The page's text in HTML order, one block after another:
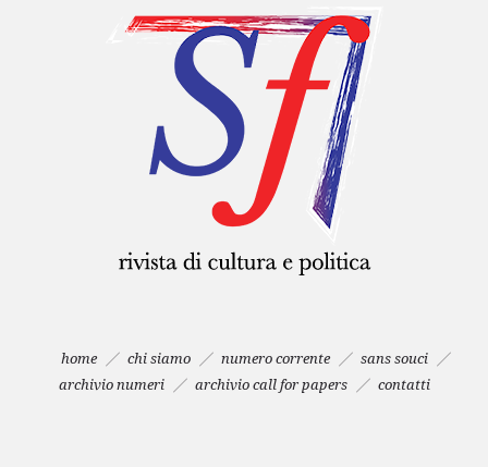
home chi siamo numero corrente
sans souci
archivio numeri
archivio call for papers contatti